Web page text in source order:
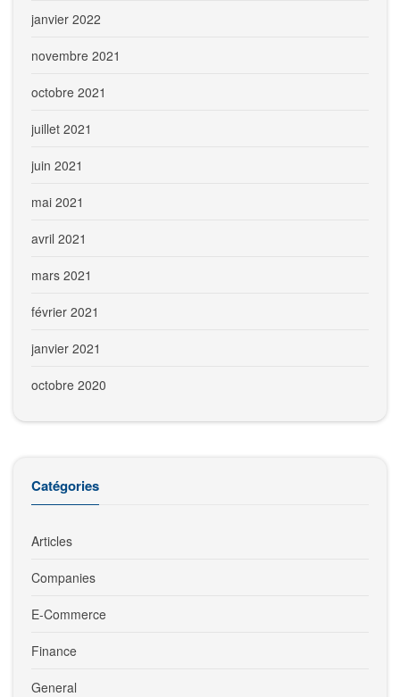
janvier 2022
novembre 2021
octobre 2021
juillet 2021
juin 2021
mai 2021
avril 2021
mars 2021
février 2021
janvier 2021
octobre 2020
Catégories
Articles
Companies
E-Commerce
Finance
General